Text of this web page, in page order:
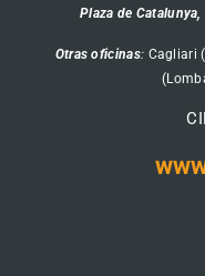
Plaza de
Otras oficinas: Cagliari